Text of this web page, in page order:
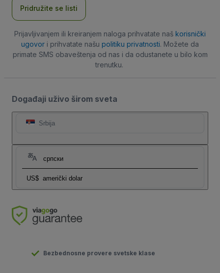
Pridružite se listi
Prijavljivanjem ili kreiranjem naloga prihvatate naš korisnički
ugovor i prihvatate našu politiku privatnosti. Možete da
primate SMS obaveštenja od nas i da odustanete u bilo kom
trenutku.
Događaji uživo širom sveta
Srbija
српски
US$ američki dolar
Bezbednosne provere svetske klase